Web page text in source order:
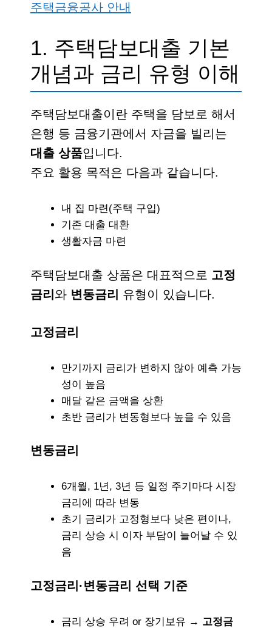
주택금융공사 안내
1. 주택담보대출 기본
개념과 금리 유형 이해
주택담보대출이란 주택을 담보로 해서
은행 등 금융기관에서 자금을 빌리는
대출 상품입니다.
주요 활용 목적은 다음과 같습니다.
내 집 마련(주택 구입)
기존 대출 대환
생활자금 마련
주택담보대출 상품은 대표적으로 고정
금리와 변동금리 유형이 있습니다.
고정금리
만기까지 금리가 변하지 않아 예측 가능
성이 높음
매달 같은 금액을 상환
초반 금리가 변동형보다 높을 수 있음
변동금리
6개월, 1년, 3년 등 일정 주기마다 시장
금리에 따라 변동
초기 금리가 고정형보다 낮은 편이나,
금리 상승 시 이자 부담이 늘어날 수 있
음
고정금리·변동금리 선택 기준
금리 상승 우려 or 장기보유 → 고정금